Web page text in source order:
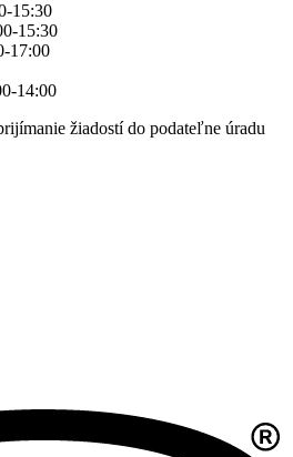
15:30
15:30
17:00
14:00
žiadostí do podateľne úradu